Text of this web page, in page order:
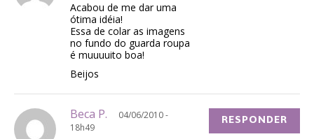
Acabou de me dar uma
ótima idéia!
Essa de colar as imagens
no fundo do guarda roupa
é muuuuito boa!
Beijos
Beca P.
04/06/2010 -
18h49
RESPONDER